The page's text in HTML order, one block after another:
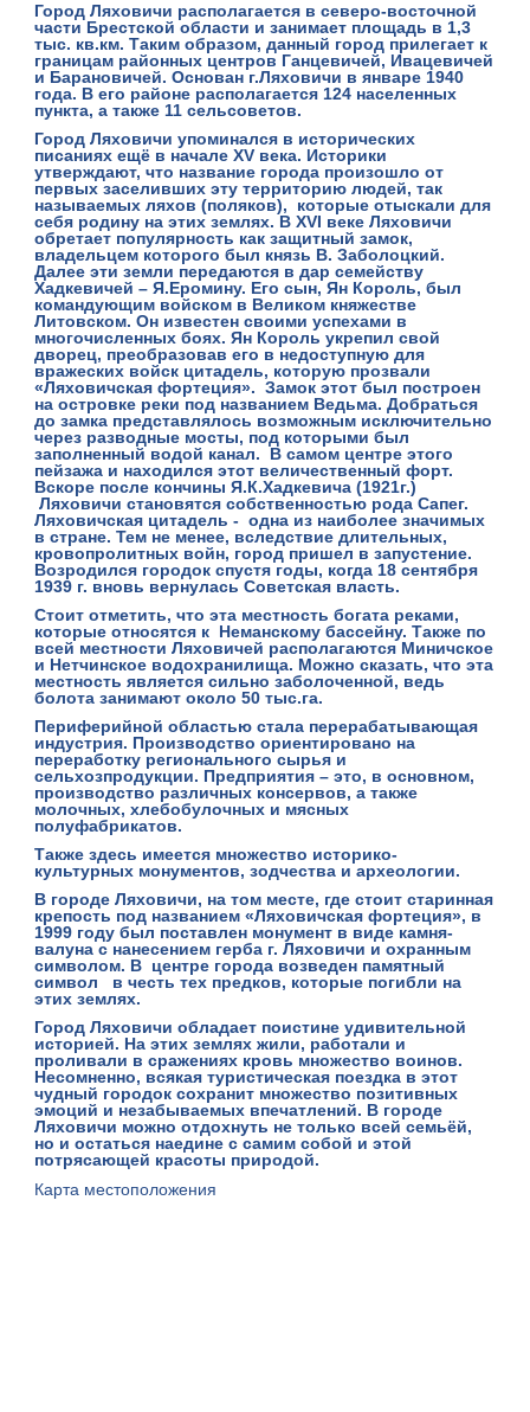
Город Ляховичи располагается в северо-восточной
части Брестской области и занимает площадь в 1,3
тыс. кв.км. Таким образом, данный город прилегает к
границам районных центров Ганцевичей, Ивацевичей
и Барановичей. Основан г.Ляховичи в январе 1940
года. В его районе располагается 124 населенных
пункта, а также 11 сельсоветов.
ГородЛяховичи упоминался в исторических
писаниях ещё в начале XV века. Историки
утверждают, что название города произошло от
первых заселивших эту территорию людей, так
называемых ляхов (поляков), которые отыскали для
себя родину на этих землях. В ХVI веке Ляховичи
обретает популярность как защитный замок,
владельцем которого был князь В. Заболоцкий.
Далее эти земли передаются в дар семейству
Хадкевичей – Я.Еромину. Его сын, Ян Король, был
командующим войском в Великом княжестве
Литовском. Он известен своими успехами в
многочисленных боях. Ян Король укрепил свой
дворец, преобразовав его в недоступную для
вражеских войск цитадель, которую прозвали
«Ляховичская фортеция». Замок этот был построен
на островке реки под названием Ведьма. Добраться
до замка представлялось возможным исключительно
через разводные мосты, под которыми был
заполненный водой канал. В самом центре этого
пейзажа и находился этот величественный форт.
Вскоре после кончины Я.К.Хадкевича (1921г.)
Ляховичи становятся собственностью рода Сапег.
Ляховичская цитадель - одна из наиболее значимых
в стране. Тем не менее, вследствие длительных,
кровопролитных войн, город пришел в запустение.
Возродился городок спустя годы, когда 18 сентября
1939 г. вновь вернулась Советская власть.
Стоит отметить, что эта местность богата реками,
которые относятся к Неманскому бассейну. Также по
всей местностиЛяховичей располагаются Миничское
и Нетчинское водохранилища. Можно сказать, что эта
местность является сильно заболоченной, ведь
болота занимают около 50 тыс.га.
Периферийной областью стала перерабатывающая
индустрия. Производство ориентировано на
переработку регионального сырья и
сельхозпродукции. Предприятия – это, в основном,
производство различных консервов, а также
молочных, хлебобулочных и мясных
полуфабрикатов.
Также здесь имеется множество историко-
культурных монументов, зодчества и археологии.
В городе Ляховичи, на том месте, где стоит старинная
крепость под названием«Ляховичская фортеция», в
1999 году был поставлен монумент в виде камня-
валуна с нанесением герба г. Ляховичи и охранным
символом. В центре города возведен памятный
символ в честь тех предков, которые погибли на
этих землях.
Город Ляховичи обладает поистине удивительной
историей. На этих землях жили, работали и
проливали в сражениях кровь множество воинов.
Несомненно, всякая туристическая поездка в этот
чудный городок сохранит множество позитивных
эмоций и незабываемых впечатлений. В городе
Ляховичи можно отдохнуть не только всей семьёй,
но и остаться наедине с самим собой и этой
потрясающей красоты природой.
Карта местоположения